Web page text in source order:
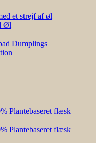
et strejf af øl
Øl
Dumplings
Plantebaseret flæsk
Plantebaseret flæsk